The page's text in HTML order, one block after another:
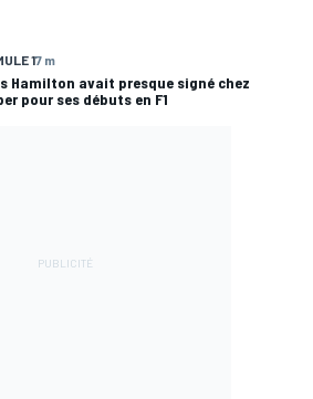
17 m
Hamilton avait presque signé chez
pour ses débuts en F1